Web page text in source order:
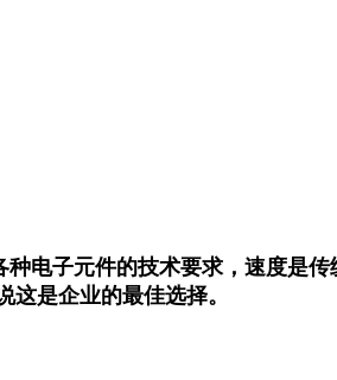
电子元件的技术要求，速度是传
是企业的最佳选择。